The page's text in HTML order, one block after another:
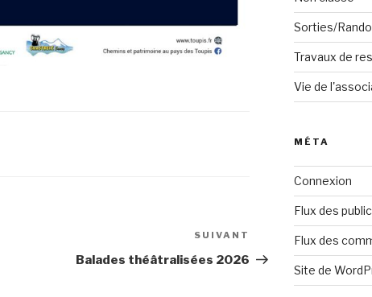
Article
suivant
SUIVANT
Balades théâtralisées 2026
Sorties/
Travaux de
Vie de
MÉTA
Connexion
Flux des
Flux des
Site de